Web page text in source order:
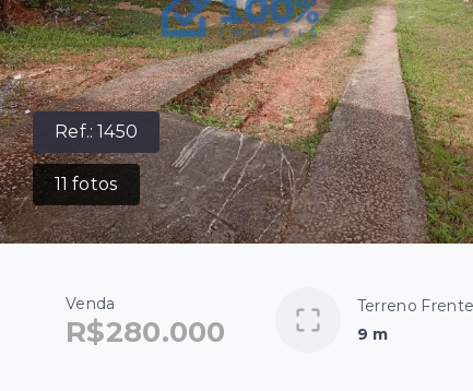
Ref.:1450
11 fotos
Venda
R$280.000
Terreno Frente
9 m